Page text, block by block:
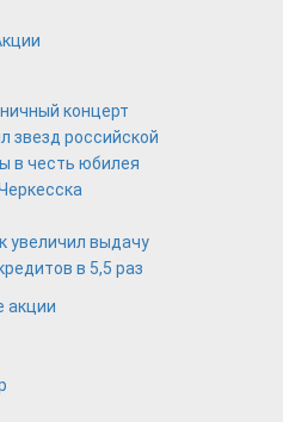
концерт
звезд российской
в честь юбилея
увеличил выдачу
в 5,5 раз
акции